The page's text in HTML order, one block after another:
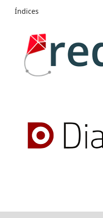
Índices